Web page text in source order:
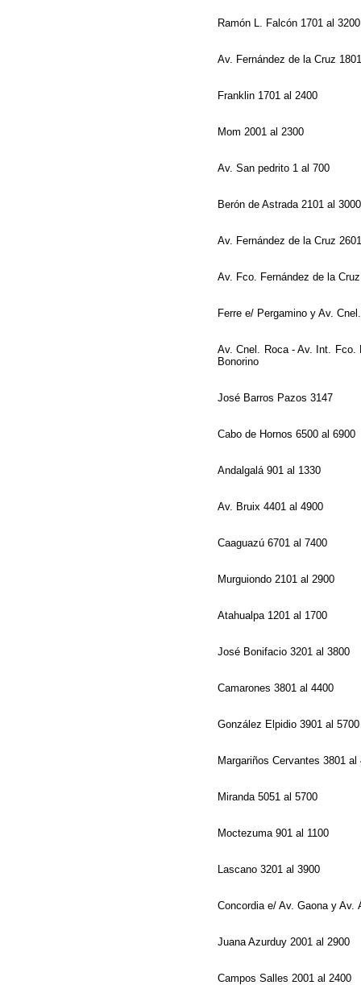
Ramón L. Falcón 1701 al
Av. Fernández de la Cruz
Franklin 1701 al 2400
Mom 2001 al 2300
Av. San pedrito 1 al 700
Berón de Astrada 2101 al
Av. Fernández de la Cruz
Av. Fco. Fernández de la
Ferre e/ Pergamino y Av.
Av. Cnel. Roca - Av. Int. Fco.
Bonorino
José Barros Pazos 3147
Cabo de Hornos 6500 al 6900
Andalgalá 901 al 1330
Av. Bruix 4401 al 4900
Caaguazú 6701 al 7400
Murguiondo 2101 al 2900
Atahualpa 1201 al 1700
José Bonifacio 3201 al 3800
Camarones 3801 al 4400
González Elpidio 3901 al
Margariños Cervantes 3801
Miranda 5051 al 5700
Moctezuma 901 al 1100
Lascano 3201 al 3900
Concordia e/ Av. Gaona y
Juana Azurduy 2001 al 2900
Campos Salles 2001 al 2400